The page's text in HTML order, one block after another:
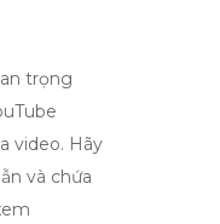
trọng
video. Hãy
và chứa